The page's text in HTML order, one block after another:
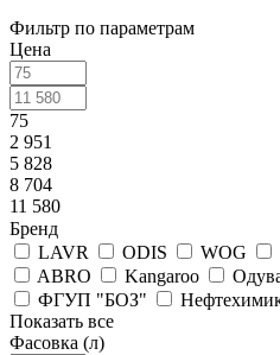
Фильтр по параметрам
Цена
75
2 951
5 828
8 704
11 580
Бренд
LAVR
ODIS WOG
ABRO
Kangaroo
ФГУП "БОЗ"
Показать все
Фасовка (л)